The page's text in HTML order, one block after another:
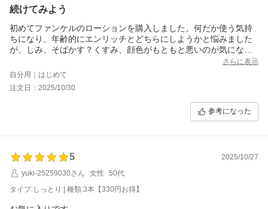
続けてみよう
初めてファンケルのローションを購入しました。何だか使う気持
ちになり、年齢的にエンリッチとどちらにしようかと悩みました
が、しみ、そばかす？くすみ、顔色がもともと悪いのが気になっ
ているのでブライトニングに決めました、これからはしっとりを
使っていきたいと思います。
さらに表示
自分用｜はじめて
注文日：2025/10/30
参考になった
5
2025/10/27
yuki-25259030さん
女性
50代
タイプ:しっとり | 種類:3本【330円お得】